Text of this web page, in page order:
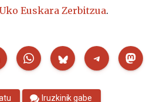
Euskara Zerbitzua.
Iruzkinik gabe